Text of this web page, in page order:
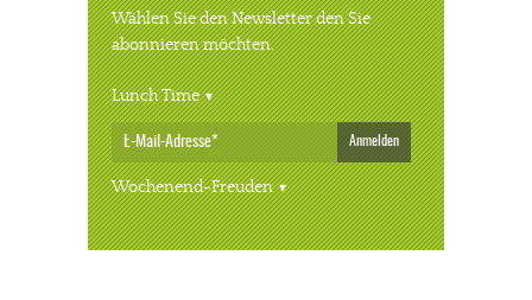
Wählen Sie den Newsletter den Sie
abonnieren möchten.
Lunch Time
Anmelden
Wochenend-Freuden